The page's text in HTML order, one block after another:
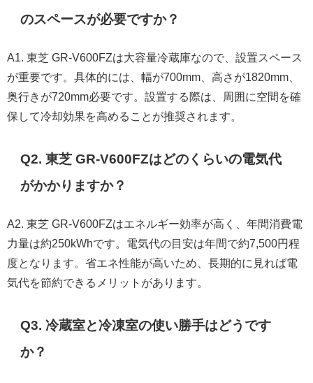
のスペースが必要ですか？
A1. 東芝 GR-V600FZは大容量冷蔵庫なので、設置スペース
が重要です。具体的には、幅が700mm、高さが1820mm、
奥行きが720mm必要です。設置する際は、周囲に空間を確
保して冷却効果を高めることが推奨されます。
Q2. 東芝 GR-V600FZはどのくらいの電気代
がかかりますか？
A2. 東芝 GR-V600FZはエネルギー効率が高く、年間消費電
力量は約250kWhです。電気代の目安は年間で約7,500円程
度となります。省エネ性能が高いため、長期的に見れば電
気代を節約できるメリットがあります。
Q3. 冷蔵室と冷凍室の使い勝手はどうです
か？